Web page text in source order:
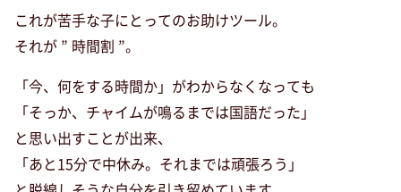
これが苦手な子にとってのお助けツール。
それが ” 時間割 ”。
「今、何をする時間か」がわからなくなっても
「そっか、チャイムが鳴るまでは国語だった」
と思い出すことが出来、
「あと15分で中休み。それまでは頑張ろう」